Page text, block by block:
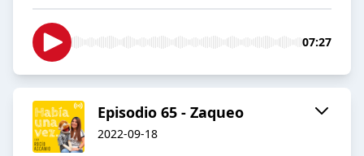
07:27
Episodio 65 - Zaqueo
2022-09-18